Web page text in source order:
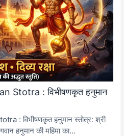
Stotra : विभीषणकृत हनुमान
: विभीषणकृत हनुमान स्तोत्र: श्री
हनुमान की महिमा का…